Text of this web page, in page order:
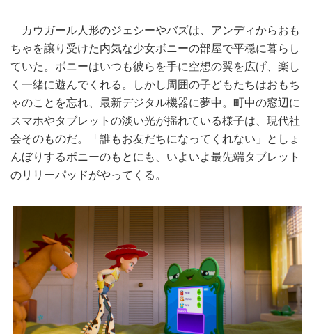
カウガール人形のジェシーやバズは、アンディからおも
ちゃを譲り受けた内気な少女ボニーの部屋で平穏に暮らし
ていた。ボニーはいつも彼らを手に空想の翼を広げ、楽し
く一緒に遊んでくれる。しかし周囲の子どもたちはおもち
ゃのことを忘れ、最新デジタル機器に夢中。町中の窓辺に
スマホやタブレットの淡い光が揺れている様子は、現代社
会そのものだ。「誰もお友だちになってくれない」としょ
んぼりするボニーのもとにも、いよいよ最先端タブレット
のリリーパッドがやってくる。